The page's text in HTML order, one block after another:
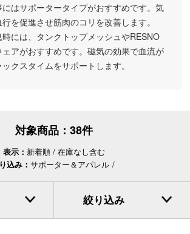
閉じる
にはサポータータイプがおすすめです。気
を促進させ筋肉のコリを改善します。
時には、タンクトップメッシュやRESNO
アがおすすめです。磁気の効果で血流が
クスタイムをサポートします。
対象商品： 38件
表示： 新着順
在庫なし含む
込み：サポーター＆アパレル
絞り込み